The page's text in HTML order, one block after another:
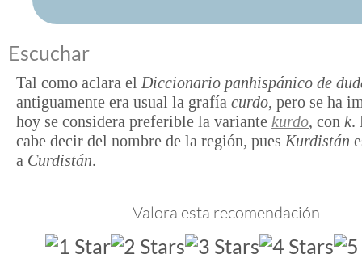
Escuchar
Tal como aclara el Diccionario panhispánico de
antiguamente era usual la grafía curdo, pero se ha
hoy se considera preferible la variante kurdo, con k.
cabe decir del nombre de la región, pues Kurdistán
a Curdistán.
Valora esta recomendación